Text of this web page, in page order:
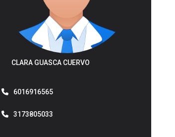
CLARA GUASCA CUERVO
6016916565
3173805033